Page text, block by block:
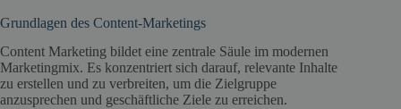
Grundlagen des Content-Marketings
Content Marketing bildet eine zentrale Säule im modernen
Marketingmix. Es konzentriert sich darauf, relevante Inhalte
zu erstellen und zu verbreiten, um die Zielgruppe
anzusprechen und geschäftliche Ziele zu erreichen.